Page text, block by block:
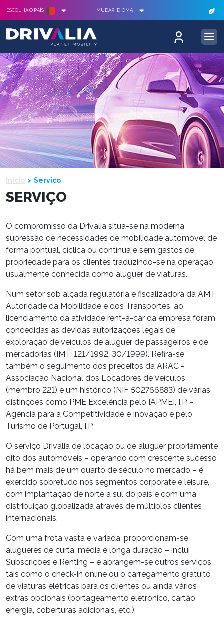
ESCOLHA O PAÍS MUDAR IDIOMA
Início Serviço
SERVIÇO
O compromisso da Drivalia situa-se na moderna
supressão de necessidades de mobilidade automóvel de
forma pontual, cíclica ou contínua e sem gastos de
propriedade para os clientes traduzindo-se na operação
usualmente conhecida como aluguer de viaturas.
Num setor sob alçada regulatória e fiscalizadora da AMT
Autoridade da Mobilidade e dos Transportes, ao
licenciamento da atividade rent-a-car da empresa foram
concedidas as devidas autorizações legais de
exploração de veículos de aluguer de passageiros e de
mercadorias (IMT: 121/1992, 30/1999). Refira-se
também o seguimento dos preceitos da ARAC -
Associação Nacional dos Locadores de Veículos
(membro 221) e um histórico (NIF 502766883) de várias
distinções como PME Excelência pelo IAPMEI, I.P. -
Agência para a Competitividade e Inovação e pelo
Turismo de Portugal, I.P.
O serviço Drivalia de locação ou de aluguer propriamente
dito dos automóveis – operando com crescente sucesso
há bem mais de um quarto de século no mercado – é
exercido sobretudo nos segmentos corporate e leisure,
com implantação de norte a sul do país e com uma
distribuição globalizada através de múltiplos clientes
internacionais.
Com uma frota vasta e variada, proporcionam-se
alugueres de curta, média e longa duração – inclui
Subscrições e Renting – e abrangem-se outros serviços
tais como o check-in online ou o carregamento gratuito
de viaturas elétricas para os clientes ou ainda vários
extras opcionais (portageamento eletrónico, cartão
energia, coberturas adicionais, etc.).